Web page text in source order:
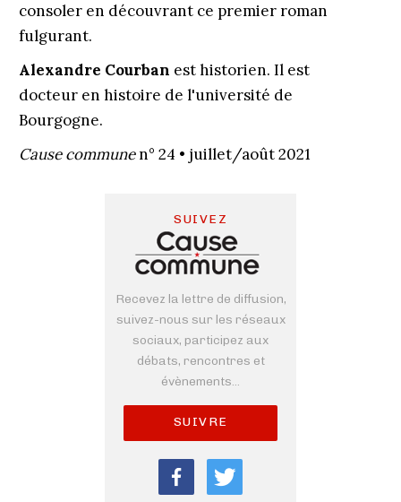
consoler en découvrant ce premier roman
fulgurant.
Alexandre Courban est historien. Il est
docteur en histoire de l'université de
Bourgogne.
Cause communen° 24 • juillet/août 2021
SUIVEZ
Recevez la lettre de diffusion,
suivez-nous sur les réseaux
sociaux, participez aux
débats, rencontres et
évènements...
SUIVRE